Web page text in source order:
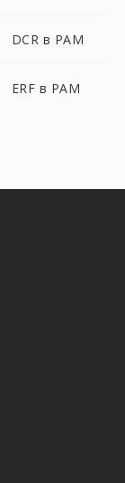
DCR в PAM
ERF в PAM